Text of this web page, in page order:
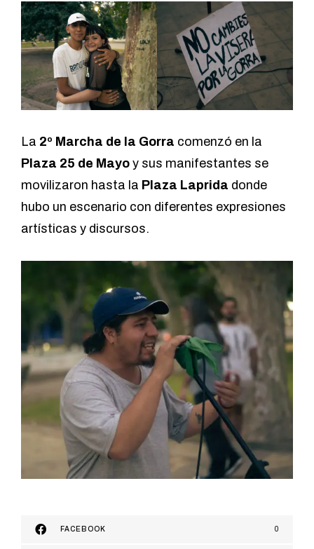
La 2º Marcha de la Gorra comenzó en la
Plaza 25 de Mayo y sus manifestantes se
movilizaron hasta la Plaza Laprida donde
hubo un escenario con diferentes expresiones
artísticas y discursos.
FACEBOOK 0